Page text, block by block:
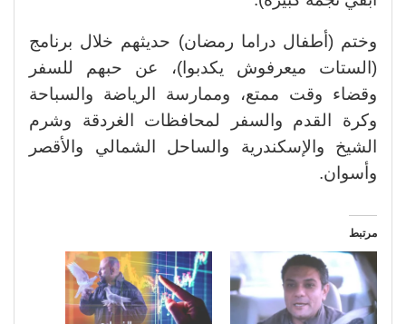
وختم (أطفال دراما رمضان) حديثهم خلال برنامج
(الستات ميعرفوش يكدبوا)، عن حبهم للسفر
وقضاء وقت ممتع، وممارسة الرياضة والسباحة
وكرة القدم والسفر لمحافظات الغردقة وشرم
الشيخ والإسكندرية والساحل الشمالي والأقصر
وأسوان.
مرتبط